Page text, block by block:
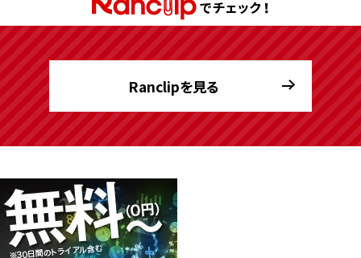
Ranclipを見る